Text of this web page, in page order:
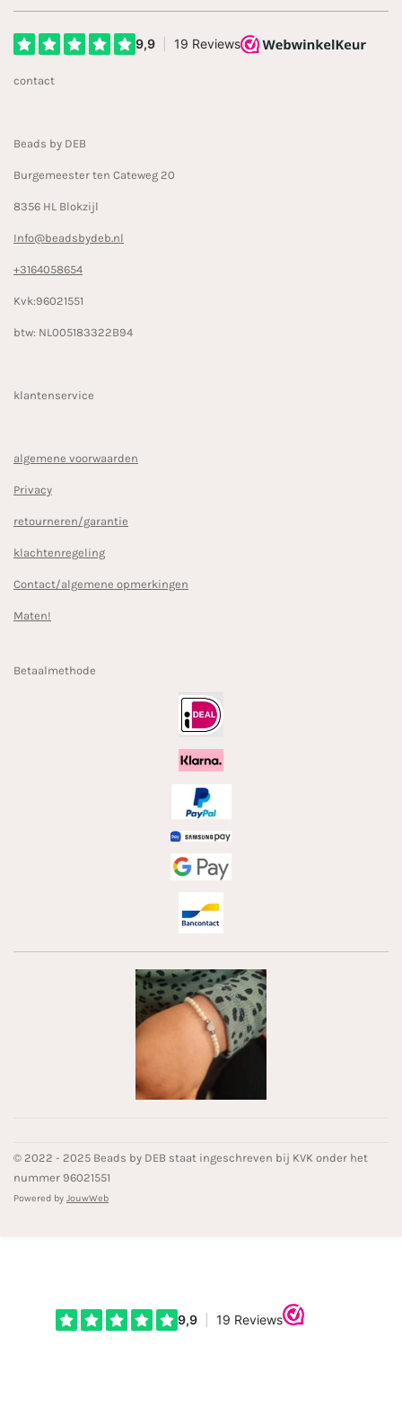
e
t
T
contact
Beads by DEB
Burgemeester ten Cateweg 20
8356 HL Blokzijl
Info@beadsbydeb.nl
+3164058654
Kvk:96021551
btw: NL005183322B94
klantenservice
algemene voorwaarden
Privacy
retourneren/garantie
klachtenregeling
Contact/algemene opmerkingen
Maten!
Betaalmethode
© 2022 - 2025 Beads by DEB staat ingeschreven bij KVK onder het
nummer 96021551
Powered by JouwWeb